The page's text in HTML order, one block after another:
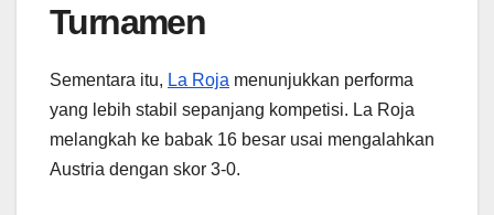
Turnamen
Sementara itu, La Roja menunjukkan performa
yang lebih stabil sepanjang kompetisi. La Roja
melangkah ke babak 16 besar usai mengalahkan
Austria dengan skor 3-0.